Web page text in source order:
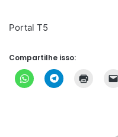
Portal T5
Compartilhe isso: